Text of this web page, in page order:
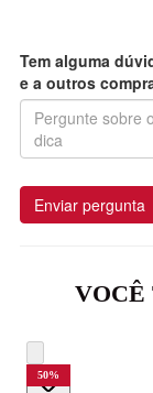
Tem alguma
e a outros
Enviar pergunta
VOCÊ
50%